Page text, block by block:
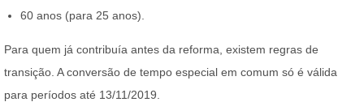
60 anos (para 25 anos).
Para quem já contribuía antes da reforma, existem regras de
transição. A conversão de tempo especial em comum só é válida
para períodos até 13/11/2019.